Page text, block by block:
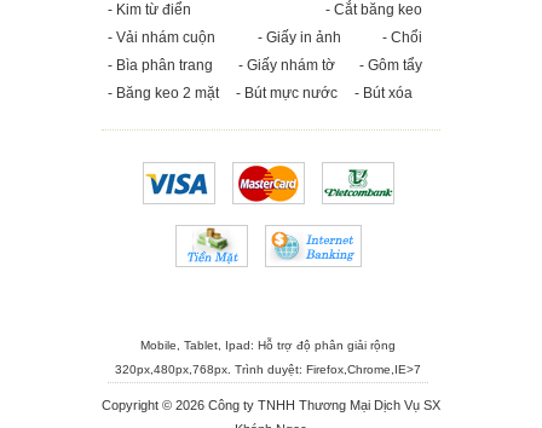
- Kim từ điển
- Cắt băng keo
- Vải nhám cuộn
- Giấy in ảnh
- Chổi
- Bìa phân trang
- Giấy nhám tờ
- Gôm tẩy
- Băng keo 2 mặt
- Bút mực nước - Bút xóa
Mobile, Tablet, Ipad: Hỗ trợ độ phân giải rộng
320px,480px,768px. Trình duyệt: Firefox,Chrome,IE>7
Copyright © 2026 Công ty TNHH Thương Mại Dịch Vụ SX